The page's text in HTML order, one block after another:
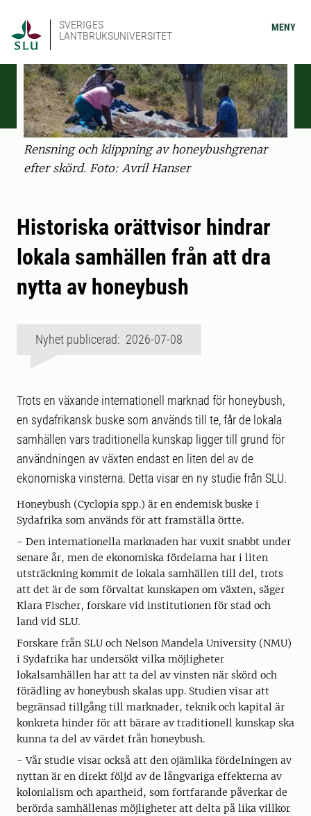
SVERIGES
LANTBRUKSUNIVERSITET
MENY
Rensning och klippning av honeybushgrenar
efter skörd. Foto: Avril Hanser
Historiska orättvisor hindrar
lokala samhällen från att dra
nytta av honeybush
Nyhet publicerad: 2026-07-08
Trots en växande internationell marknad för honeybush,
en sydafrikansk buske som används till te, får de lokala
samhällen vars traditionella kunskap ligger till grund för
användningen av växten endast en liten del av de
ekonomiska vinsterna. Detta visar en ny studie från SLU.
Honeybush (Cyclopia spp.) är en endemisk buske i
Sydafrika som används för att framställa örtte.
- Den internationella marknaden har vuxit snabbt under
senare år, men de ekonomiska fördelarna har i liten
utsträckning kommit de lokala samhällen till del, trots
att det är de som förvaltat kunskapen om växten, säger
Klara Fischer, forskare vid institutionen för stad och
land vid SLU.
Forskare från SLU och Nelson Mandela University (NMU)
i Sydafrika har undersökt vilka möjligheter
lokalsamhällen har att ta del av vinsten när skörd och
förädling av honeybush skalas upp. Studien visar att
begränsad tillgång till marknader, teknik och kapital är
konkreta hinder för att bärare av traditionell kunskap ska
kunna ta del av värdet från honeybush.
- Vår studie visar också att den ojämlika fördelningen av
nyttan är en direkt följd av de långvariga effekterna av
kolonialism och apartheid, som fortfarande påverkar de
berörda samhällenas möjligheter att delta på lika villkor